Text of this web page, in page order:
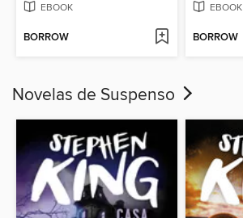
EBOOK
BORROW
EBOOK
BORROW
Novelas de Suspenso